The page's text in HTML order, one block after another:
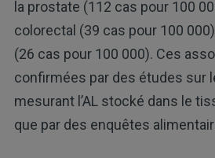
la prostate (112 cas pour 100
colorectal (39 cas pour 100
(26 cas pour 100 000). Ces
confirmées par des études sur
mesurant l’AL stocké dans le
que par des enquêtes